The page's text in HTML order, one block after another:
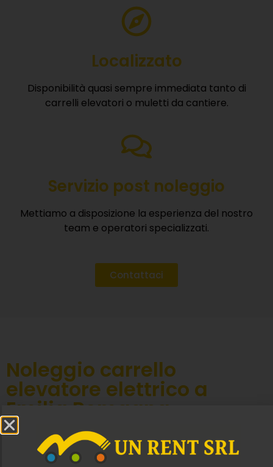
Localizzato
Disponibilità quasi sempre immediata tanto di
carrelli elevatori o muletti da cantiere.
Servizio post noleggio
Mettiamo a disposizione la esperienza del nostro
team e operatori specializzati.
Contattaci
Noleggio carrello
elevatore elettrico a
Emilia Romagna
Da UNRent Srl, offriamo un servizio mirato nel
noleggio di muletti elettrici fuoristrada, ideali in